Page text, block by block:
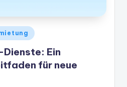
Ein
für neue